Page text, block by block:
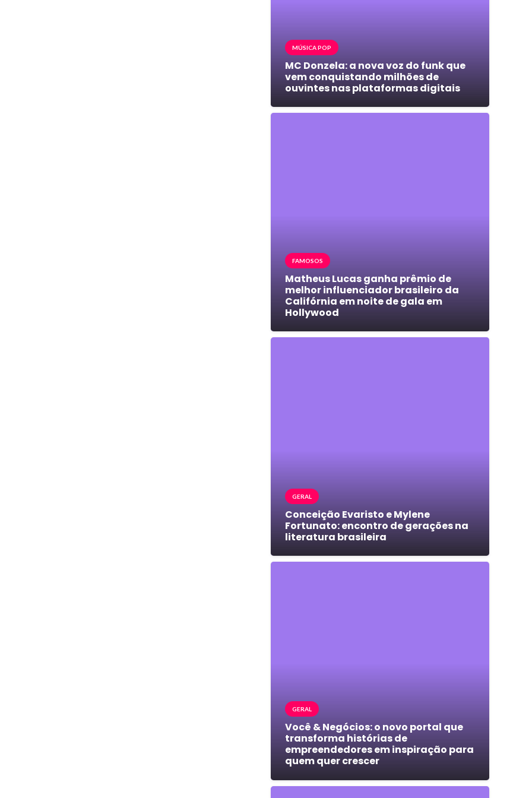
MÚSICA POP
MC Donzela: a nova voz do funk que
vem conquistando milhões de
ouvintes nas plataformas digitais
FAMOSOS
Matheus Lucas ganha prêmio de
melhor influenciador brasileiro da
Califórnia em noite de gala em
Hollywood
GERAL
Conceição Evaristo e Mylene
Fortunato: encontro de gerações na
literatura brasileira
GERAL
Você & Negócios: o novo portal que
transforma histórias de
empreendedores em inspiração para
quem quer crescer